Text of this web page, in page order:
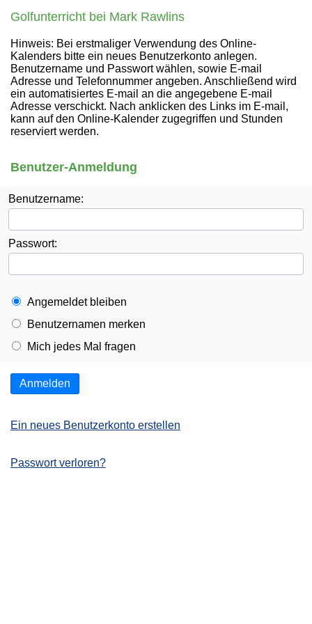
Golfunterricht bei Mark Rawlins
Hinweis: Bei erstmaliger Verwendung des Online-
Kalenders bitte ein neues Benutzerkonto anlegen.
Benutzername und Passwort wählen, sowie E-mail
Adresse und Telefonnummer angeben. Anschließend wird
ein automatisiertes E-mail an die angegebene E-mail
Adresse verschickt. Nach anklicken des Links im E-mail,
kann auf den Online-Kalender zugegriffen und Stunden
reserviert werden.
Benutzer-Anmeldung
Benutzername:
Passwort:
Angemeldet bleiben
Benutzernamen merken
Mich jedes Mal fragen
Anmelden
Ein neues Benutzerkonto erstellen
Passwort verloren?